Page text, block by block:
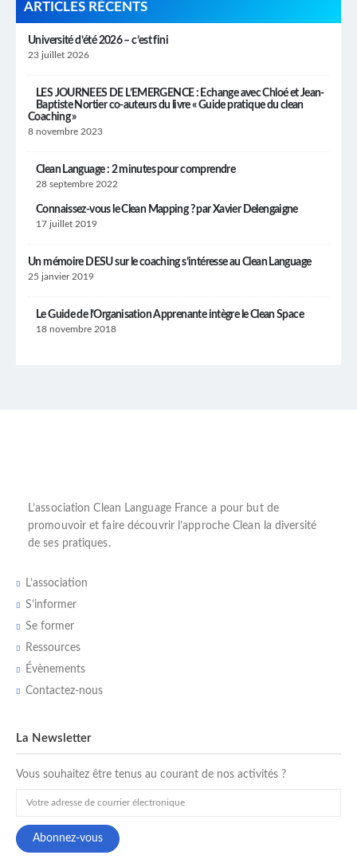
ARTICLES RÉCENTS
Université d’été 2026 – c’est fini
23 juillet 2026
LES JOURNEES DE L’EMERGENCE : Echange avec Chloé et Jean-
Baptiste Nortier co-auteurs du livre « Guide pratique du clean
Coaching »
8 novembre 2023
Clean Language : 2 minutes pour comprendre
28 septembre 2022
Connaissez-vous le Clean Mapping ? par Xavier Delengaigne
17 juillet 2019
Un mémoire DESU sur le coaching s’intéresse au Clean Language
25 janvier 2019
Le Guide de l’Organisation Apprenante intègre le Clean Space
18 novembre 2018
L’association Clean Language France a pour but de
promouvoir et faire découvrir l’approche Clean la diversité
de ses pratiques.
L’association
S’informer
Se former
Ressources
Évènements
Contactez-nous
La Newsletter
Vous souhaitez être tenus au courant de nos activités ?